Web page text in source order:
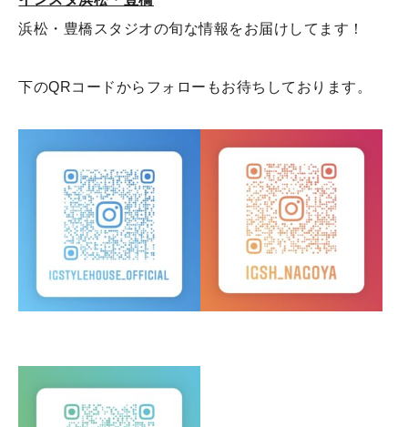
浜松・豊橋スタジオの旬な情報をお届けしてます！
下のQRコードからフォローもお待ちしております。